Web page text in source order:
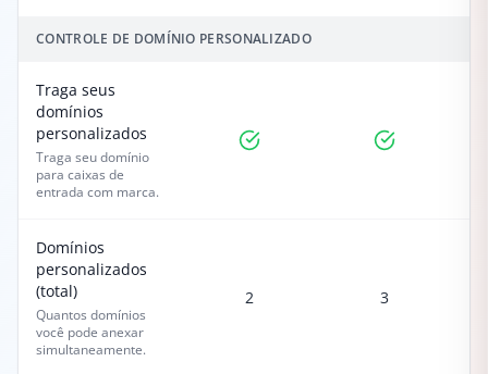
CONTROLE DE DOMÍNIO PERSONALIZADO
Traga seus
domínios
personalizados
Traga seu domínio
para caixas de
entrada com marca.
Domínios
personalizados
(total)
Quantos domínios
você pode anexar
simultaneamente.
2 3